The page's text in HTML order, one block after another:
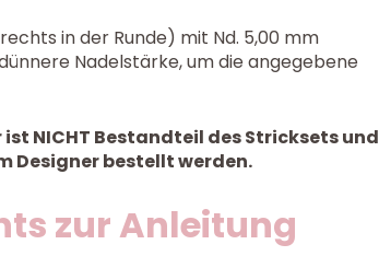
in der Runde) mit Nd. 5,00 mm
Nadelstärke, um die angegebene
NICHT Bestandteil des Stricksets und
Designer bestellt werden.
zur Anleitung